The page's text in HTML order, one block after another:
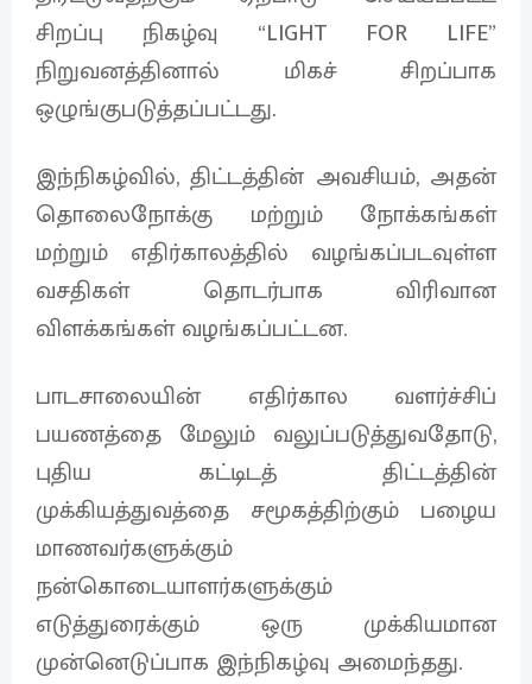
சிறப்பு நிகழ்வு “LIGHT FOR LIFE”
நிறுவனத்தினால் மிகச் சிறப்பாக
ஒழுங்குபடுத்தப்பட்டது.
இந்நிகழ்வில், திட்டத்தின் அவசியம், அதன்
தொலைநோக்கு மற்றும் நோக்கங்கள்
மற்றும் எதிர்காலத்தில் வழங்கப்படவுள்ள
வசதிகள் தொடர்பாக விரிவான
விளக்கங்கள் வழங்கப்பட்டன.
பாடசாலையின் எதிர்கால வளர்ச்சிப்
பயணத்தை மேலும் வலுப்படுத்துவதோடு,
புதிய கட்டிடத் திட்டத்தின்
முக்கியத்துவத்தை சமூகத்திற்கும் பழைய
மாணவர்களுக்கும்
நன்கொடையாளர்களுக்கும்
எடுத்துரைக்கும் ஒரு முக்கியமான
முன்னெடுப்பாக இந்நிகழ்வு அமைந்தது.